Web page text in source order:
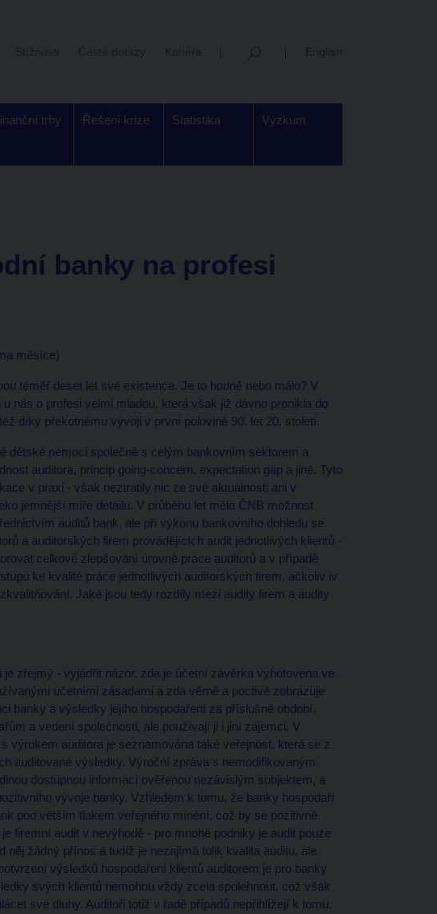
trhy Řešení krize Statistika Výzkum
banky na profesi
měsíce)
téměř deset let své existence. Je to hodně nebo málo? V
nás o profesi velmi mladou, která však již dávno pronikla do
díky překotnému vývoji v první polovině 90. let 20. století.
dětské nemoci společně s celým bankovním sektorem a
auditora, princip going-concern, expectation gap a jiné. Tyto
v praxi - však neztratily nic ze své aktuálnosti ani v
jemnější míře detailu. V průběhu let měla ČNB možnost
auditů bank, ale při výkonu bankovního dohledu se
a auditorských firem provádějících audit jednotlivých klientů -
celkové zlepšování úrovně práce auditorů a v případě
ke kvalitě práce jednotlivých auditorských firem, ačkoliv iv
Jaké jsou tedy rozdíly mezi audity firem a audity
je zřejmý - vyjádřit názor, zda je účetní závěrka vyhotovena ve
účetními zásadami a zda věrně a poctivě zobrazuje
banky a výsledky jejího hospodaření za příslušné období.
a vedení společnosti, ale používají ji i jiní zájemci. V
výrokem auditora je seznamována také veřejnost, která se z
auditované výsledky. Výroční zpráva s nemodifikovaným
dostupnou informací ověřenou nezávislým subjektem, a
vývoje banky. Vzhledem k tomu, že banky hospodaří
pod větším tlakem veřejného mínění, což by se pozitivně
firemní audit v nevýhodě - pro mnohé podniky je audit pouze
něj žádný přínos a tudíž je nezajímá tolik kvalita auditu, ale
výsledků hospodaření klientů auditorem je pro banky
svých klientů nemohou vždy zcela spolehnout, což však
své dluhy. Auditoři totiž v řadě případů nepřihlížejí k tomu,